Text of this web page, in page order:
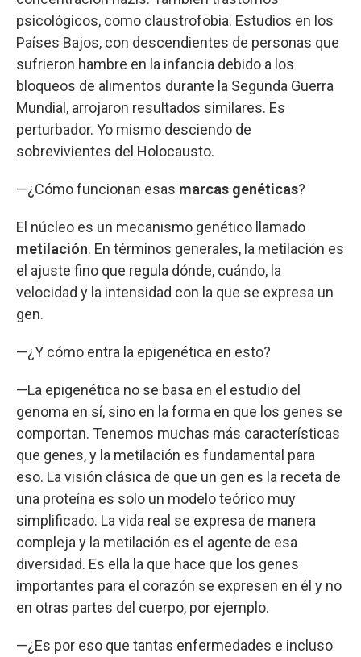
psicológicos, como claustrofobia. Estudios en los
Países Bajos, con descendientes de personas que
sufrieron hambre en la infancia debido a los
bloqueos de alimentos durante la Segunda Guerra
Mundial, arrojaron resultados similares. Es
perturbador. Yo mismo desciendo de
sobrevivientes del Holocausto.
—¿Cómo funcionan esas marcas genéticas?
El núcleo es un mecanismo genético llamado
metilación. En términos generales, la metilación es
el ajuste fino que regula dónde, cuándo, la
velocidad y la intensidad con la que se expresa un
gen.
—¿Y cómo entra la epigenética en esto?
—La epigenética no se basa en el estudio del
genoma en sí, sino en la forma en que los genes se
comportan. Tenemos muchas más características
que genes, y la metilación es fundamental para
eso. La visión clásica de que un gen es la receta de
una proteína es solo un modelo teórico muy
simplificado. La vida real se expresa de manera
compleja y la metilación es el agente de esa
diversidad. Es ella la que hace que los genes
importantes para el corazón se expresen en él y no
en otras partes del cuerpo, por ejemplo.
—¿Es por eso que tantas enfermedades e incluso